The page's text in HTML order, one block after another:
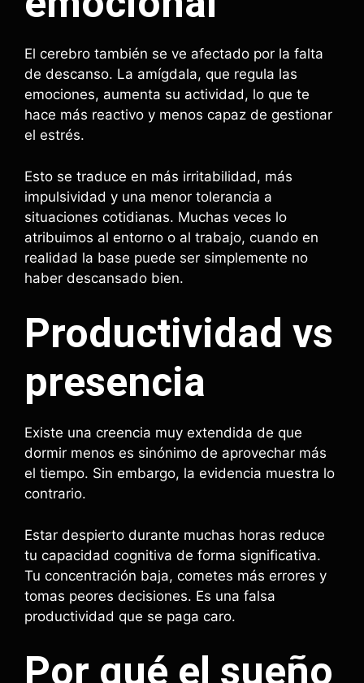
El cerebro también se ve afectado por la falta
de descanso. La amígdala, que regula las
emociones, aumenta su actividad, lo que te
hace más reactivo y menos capaz de gestionar
el estrés.
Esto se traduce en más irritabilidad, más
impulsividad y una menor tolerancia a
situaciones cotidianas. Muchas veces lo
atribuimos al entorno o al trabajo, cuando en
realidad la base puede ser simplemente no
haber descansado bien.
Productividad vs
presencia
Existe una creencia muy extendida de que
dormir menos es sinónimo de aprovechar más
el tiempo. Sin embargo, la evidencia muestra lo
contrario.
Estar despierto durante muchas horas reduce
tu capacidad cognitiva de forma significativa.
Tu concentración baja, cometes más errores y
tomas peores decisiones. Es una falsa
productividad que se paga caro.
Por qué el sueño